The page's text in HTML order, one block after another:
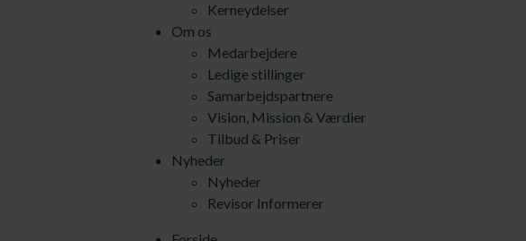
Kerneydelser
Om os
Medarbejdere
Ledige stillinger
Samarbejdspartnere
Vision, Mission & Værdier
Tilbud & Priser
Nyheder
Nyheder
Revisor Informerer